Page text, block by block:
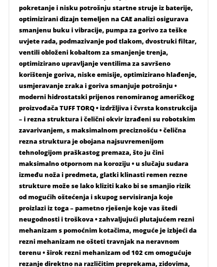
pokretanje i nisku potrošnju startne struje iz baterije,
optimizirani dizajn temeljen na CAE analizi osigurava
smanjenu buku i vibracije, pumpa za gorivo za teške
uvjete rada, podmazivanje pod tlakom, dvostruki filtar,
ventili obloženi kobaltom za smanjenje trenja,
optimizirano upravljanje ventilima za savršeno
korištenje goriva, niske emisije, optimizirano hlađenje,
usmjeravanje zraka i goriva smanjuje potrošnju •
moderni hidrostatski prijenos renomiranog američkog
proizvođača TUFF TORQ • izdržljiva i čvrsta konstrukcija
– i rezna struktura i čelični okvir izrađeni su robotskim
zavarivanjem, s maksimalnom preciznošću • čelična
rezna struktura je obojana najsuvremenijom
tehnologijom praškastog premaza, što ju čini
maksimalno otpornom na koroziju • u slučaju sudara
između noža i predmeta, glatki klinasti remen rezne
strukture može se lako kliziti kako bi se smanjio rizik
od mogućih oštećenja i skupog servisiranja koje
proizlazi iz toga – pametno rješenje koje vas štedi
neugodnosti i troškova • zahvaljujući plutajućem rezni
mehanizam s pomoćnim kotačima, moguće je izbjeći da
rezni mehanizam ne ošteti travnjak na neravnom
terenu • širok rezni mehanizam od 102 cm omogućuje
rezanje direktno na različitim preprekama, zidovima,